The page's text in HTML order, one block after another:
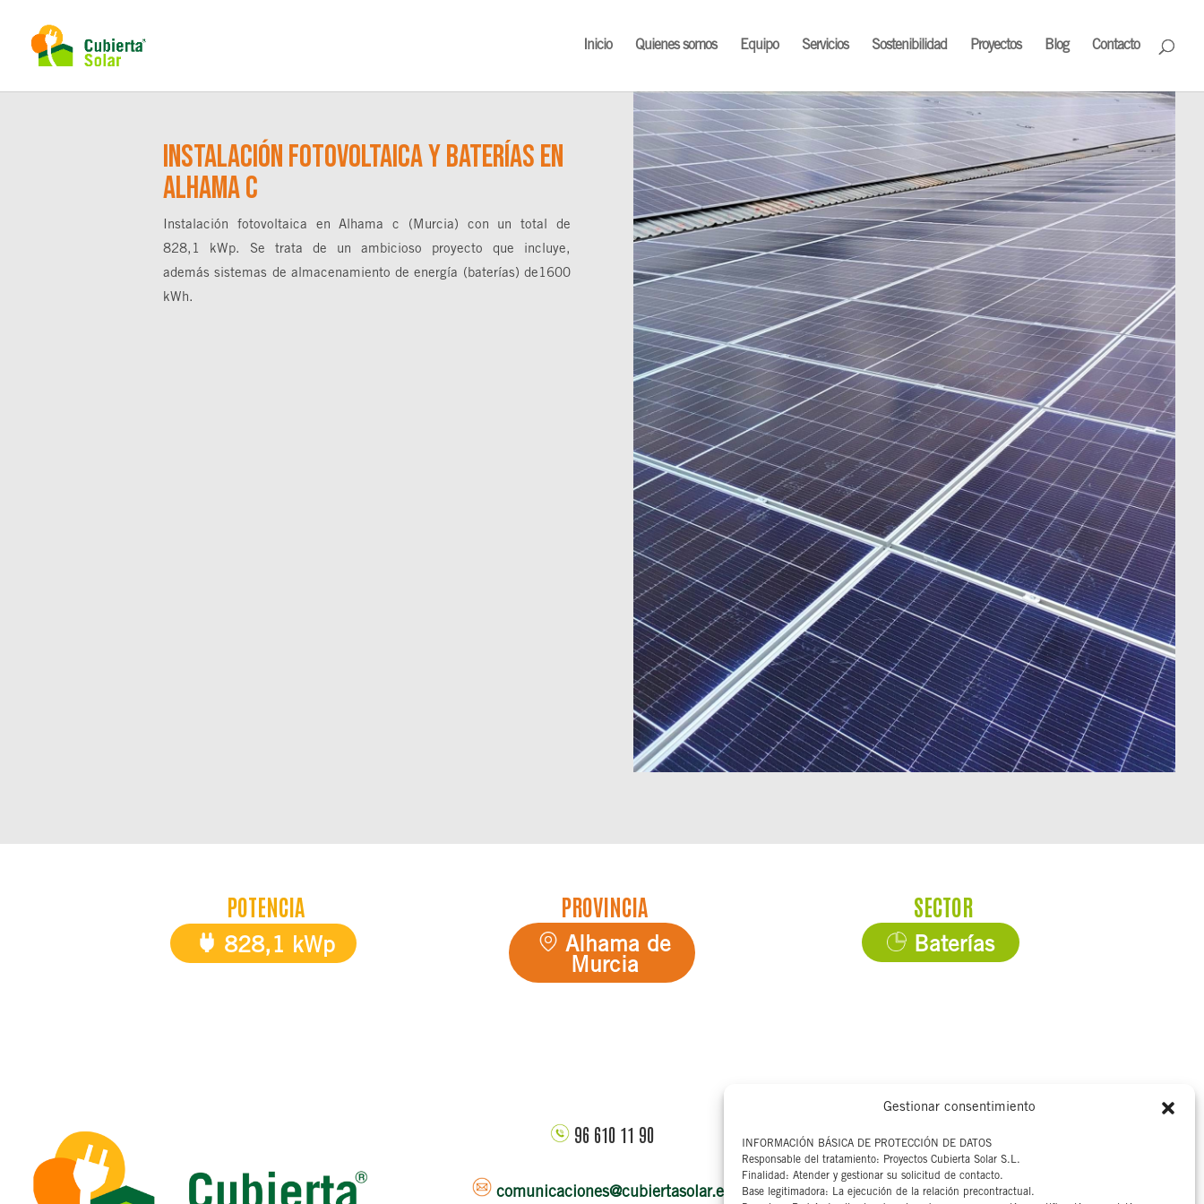
Gestionar consentimiento
INFORMACIÓN BÁSICA DE PROTECCIÓN DE DATOS
Responsable del tratamiento: Proyectos Cubierta Solar S.L.
Finalidad: Atender y gestionar su solicitud de contacto.
Base legitimadora: La ejecución de la relación precontractual.
Inicio Quienes somos Equipo Servicios Sostenibilidad Proyectos Blog Contacto
Instalación fotovoltaica y baterías en
Alhama C
Instalación fotovoltaica en Alhama c (Murcia) con un total de
828,1 kWp. Se trata de un ambicioso proyecto que incluye,
además sistemas de almacenamiento de energía (baterías) de1600
kWh.
POTENCIA
828,1 kWp
PROVINCIA
Alhama de
Murcia
SECTOR
Baterías
96 610 11 90
comunicaciones@cubiertasolar.es
Aviso legal
Canal interno
Política de privacidad